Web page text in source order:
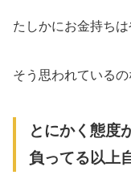
たしかにお金持ち
そう思われているの
とにかく態度
負ってる以上